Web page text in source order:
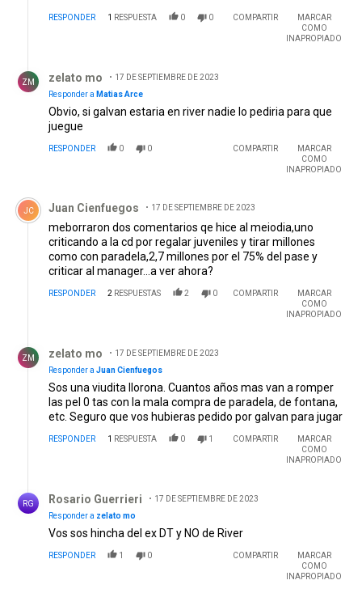
gente!
RESPONDER 1 RESPUESTA 0 0 COMPARTIR
MARCAR
COMO
INAPROPIADO
ZM zelato mo
17 DE SEPTIEMBRE DE 2023
Responder a Matias Arce
Obvio, si galvan estaria en river nadie lo pediria para que
juegue
RESPONDER 0 0 COMPARTIR
MARCAR
COMO
INAPROPIADO
Comentario de Juan Cienfuegos.
JC Juan Cienfuegos 17 DE SEPTIEMBRE DE 2023
meborraron dos comentarios qe hice al meiodia,uno
criticando a la cd por regalar juveniles y tirar millones
como con paradela,2,7 millones por el 75% del pase y
criticar al manager...a ver ahora?
RESPONDER 2 RESPUESTAS 2 0 COMPARTIR
MARCAR
COMO
INAPROPIADO
ZM zelato mo
17 DE SEPTIEMBRE DE 2023
Responder a Juan Cienfuegos
Sos una viudita llorona. Cuantos años mas van a romper
las pel 0 tas con la mala compra de paradela, de fontana,
etc. Seguro que vos hubieras pedido por galvan para jugar
RESPONDER 1 RESPUESTA 0 1 COMPARTIR
MARCAR
COMO
INAPROPIADO
RG Rosario Guerrieri
17 DE SEPTIEMBRE DE 2023
Responder a zelato mo
Vos sos hincha del ex DT y NO de River
RESPONDER 1 0 COMPARTIR
MARCAR
COMO
INAPROPIADO